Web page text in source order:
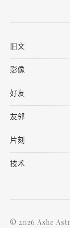
旧文
影像
好友
友邻
片刻
技术
© 2026 Ashe